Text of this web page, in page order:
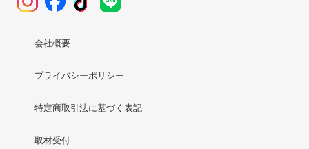
会社概要
プライバシーポリシー
特定商取引法に基づく表記
取材受付